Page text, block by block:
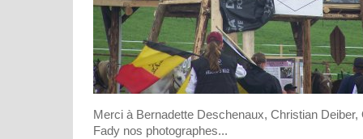
Merci à Bernadette Deschenaux, Christian
Fady nos photographes...